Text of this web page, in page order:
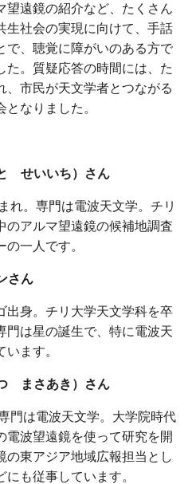
望遠鏡の紹介など、たくさん
生社会の実現に向けて、手話
で、聴覚に障がいのある方で
た。質疑応答の時間には、た
、市民が天文学者とつながる
なりました。
せいいち）さん
れ。専門は電波天文学。チリ
のアルマ望遠鏡の候補地調査
一人です。
さん
出身。チリ大学天文学科を卒
門は星の誕生で、特に電波天
ます。
まさあき）さん
門は電波天文学。大学院時代
電波望遠鏡を使って研究を開
の東アジア地域広報担当とし
も従事しています。